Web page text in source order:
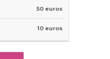
HOMMES
:
FEMMES
50 euros
10 euros